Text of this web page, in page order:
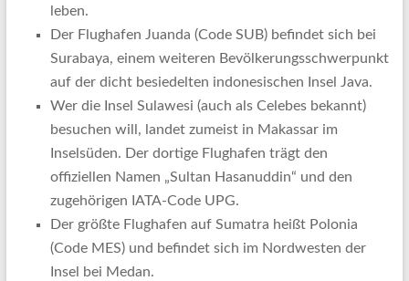
leben.
Der Flughafen Juanda (Code SUB) befindet sich bei
Surabaya, einem weiteren Bevölkerungsschwerpunkt
auf der dicht besiedelten indonesischen Insel Java.
Wer die Insel Sulawesi (auch als Celebes bekannt)
besuchen will, landet zumeist in Makassar im
Inselsüden. Der dortige Flughafen trägt den
offiziellen Namen „Sultan Hasanuddin“ und den
zugehörigen IATA-Code UPG.
Der größte Flughafen auf Sumatra heißt Polonia
(Code MES) und befindet sich im Nordwesten der
Insel bei Medan.